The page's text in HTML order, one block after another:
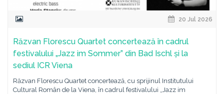
20 Jul 2026
Răzvan Florescu Quartet concertează în cadrul
festivalului „Jazz im Sommer” din Bad Ischl și la
sediul ICR Viena
Răzvan Florescu Quartet concertează, cu sprijinul Institutului
Cultural Român de la Viena, în cadrul festivalului „Jazz im